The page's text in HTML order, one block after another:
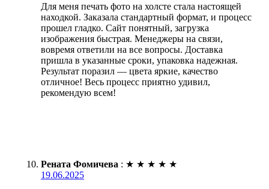
Для меня печать фото на холсте стала настоящей
находкой. Заказала стандартный формат, и процесс
прошел гладко. Сайт понятный, загрузка
изображения быстрая. Менеджеры на связи,
вовремя ответили на все вопросы. Доставка
пришла в указанные сроки, упаковка надежная.
Результат поразил — цвета яркие, качество
отличное! Весь процесс приятно удивил,
рекомендую всем!
Рената Фомичева : ★ ★ ★ ★ ★
19.06.2025